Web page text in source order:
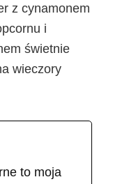
z cynamonem
i
świetnie
wieczory
to moja